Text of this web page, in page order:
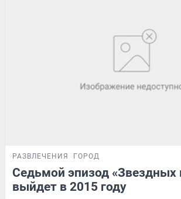
РАЗВЛЕЧЕНИЯ ГОРОД
Седьмой эпизод «Звездных
выйдет в 2015 году